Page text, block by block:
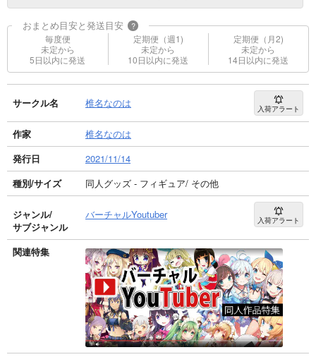
おまとめ目安と発送目安 ?
毎度便
未定から
5日以内に発送
定期便（週1)
未定から
10日以内に発送
定期便（月2)
未定から
14日以内に発送
サークル名 椎名なのは 入荷アラート
作家
椎名なのは
発行日
2021/11/14
種別/サイズ
同人グッズ - フィギュア/ その他
ジャンル/
サブジャンル
バーチャルYoutuber 入荷アラート
関連特集